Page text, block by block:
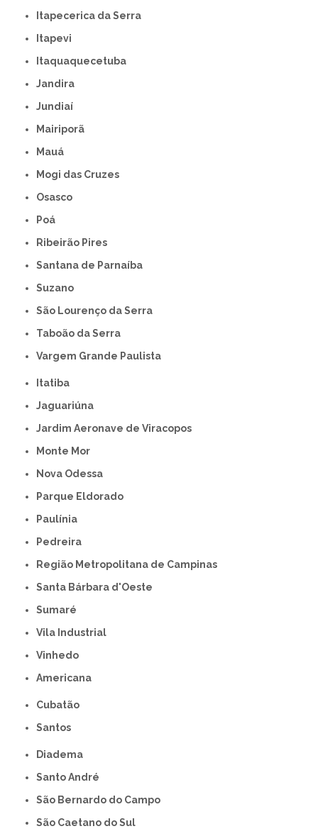
Itapecerica da Serra
Itapevi
Itaquaquecetuba
Jandira
Jundiaí
Mairiporã
Mauá
Mogi das Cruzes
Osasco
Poá
Ribeirão Pires
Santana de Parnaíba
Suzano
São Lourenço da Serra
Taboão da Serra
Vargem Grande Paulista
Itatiba
Jaguariúna
Jardim Aeronave de Viracopos
Monte Mor
Nova Odessa
Parque Eldorado
Paulínia
Pedreira
Região Metropolitana de Campinas
Santa Bárbara d'Oeste
Sumaré
Vila Industrial
Vinhedo
americana
Cubatão
Santos
Diadema
Santo André
São Bernardo do Campo
São Caetano do Sul